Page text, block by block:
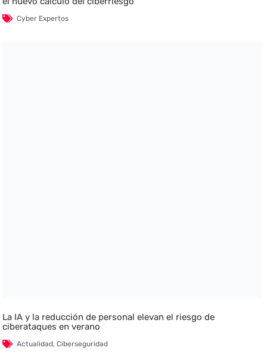
Cyber Expertos
La IA y la reducción de personal elevan el riesgo de
ciberataques en verano
Actualidad,Ciberseguridad